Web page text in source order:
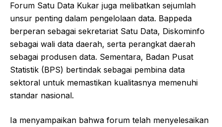
Forum Satu Data Kukar juga melibatkan sejumlah
unsur penting dalam pengelolaan data. Bappeda
berperan sebagai sekretariat Satu Data, Diskominfo
sebagai wali data daerah, serta perangkat daerah
sebagai produsen data. Sementara, Badan Pusat
Statistik (BPS) bertindak sebagai pembina data
sektoral untuk memastikan kualitasnya memenuhi
standar nasional.
Ia menyampaikan bahwa forum telah menyelesaikan